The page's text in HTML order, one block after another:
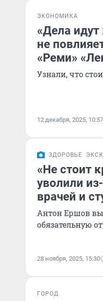
ЭКОНОМИКА
«Дела идут
не
«Реми»
Узнали, что
12 декабря, 2025, 10:57
ЗДОРОВЬЕ
«Не стоит
уволили
врачей и
Антон Ершов
обязательную
28 ноября, 2025, 15:30
ГОРОД